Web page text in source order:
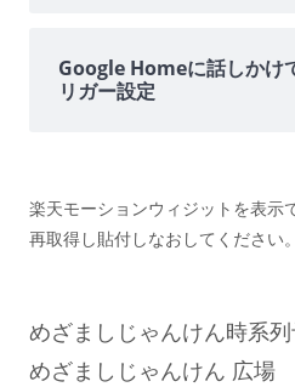
Google Homeに話しかけ
リガー設定
楽天モーションウィジットを表示
再取得し貼付しなおしてください
めざましじゃんけん時系
めざましじゃんけん 広場